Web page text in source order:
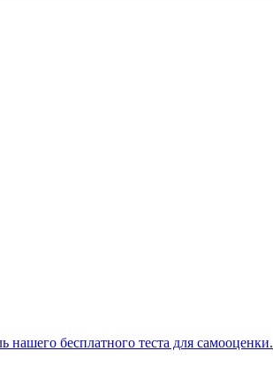
нашего бесплатного теста для самооценки.